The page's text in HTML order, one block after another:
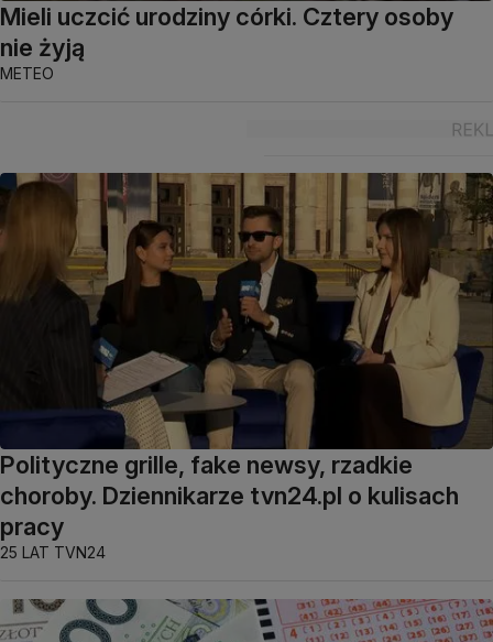
Mieli uczcić urodziny córki. Cztery osoby
nie żyją
METEO
Polityczne grille, fake newsy, rzadkie
choroby. Dziennikarze tvn24.pl o kulisach
pracy
25 LAT TVN24